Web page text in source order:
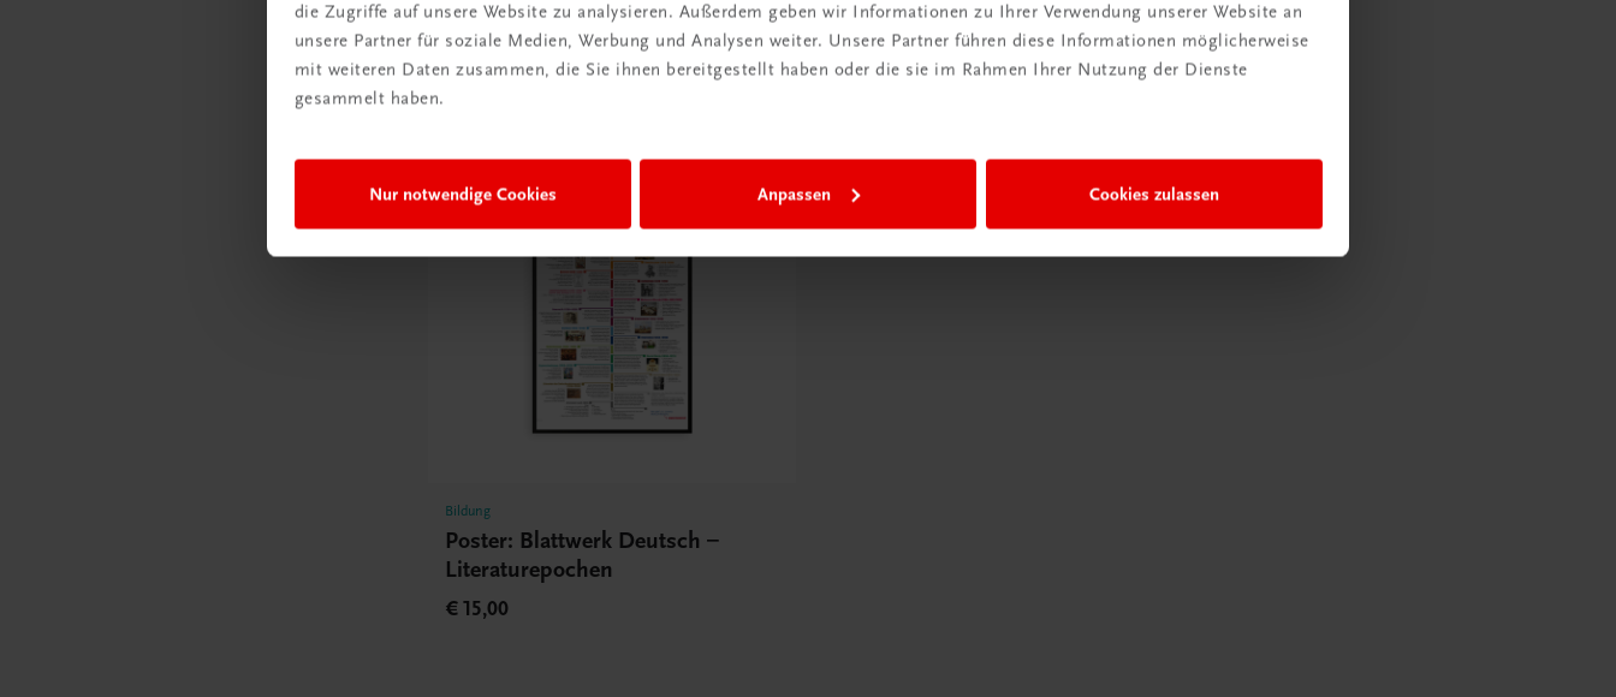
die Zugriffe auf unsere Website zu analysieren. Außerdem geben wir Informationen zu Ihrer Verwendung unserer Website an
unsere Partner für soziale Medien, Werbung und Analysen weiter. Unsere Partner führen diese Informationen möglicherweise
mit weiteren Daten zusammen, die Sie ihnen bereitgestellt haben oder die sie im Rahmen Ihrer Nutzung der Dienste
gesammelt haben.
Nur notwendige Cookies Anpassen Cookies zulassen
Bildung
Poster: Blattwerk Deutsch –
Literaturepochen
€ 15,00